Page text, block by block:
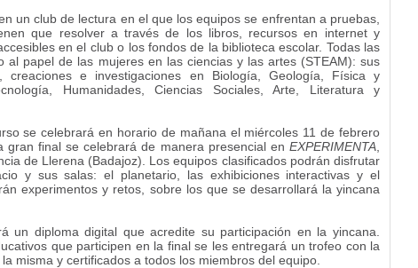
un club de lectura en el que los equipos se enfrentan a pruebas,
que resolver a través de los libros, recursos en internet y
en el club o los fondos de la biblioteca escolar. Todas las
al papel de las mujeres en las ciencias y las artes (STEAM): sus
creaciones e investigaciones en Biología, Geología, Física y
Humanidades, Ciencias Sociales, Arte, Literatura y
se celebrará en horario de mañana el miércoles 11 de febrero
gran final se celebrará de manera presencial en EXPERIMENTA
de Llerena (Badajoz). Los equipos clasificados podrán disfrutar
y sus salas: el planetario, las exhibiciones interactivas y el
experimentos y retos, sobre los que se desarrollará la yincana
un diploma digital que acredite su participación en la yincana.
que participen en la final se les entregará un trofeo con la
misma y certificados a todos los miembros del equipo.